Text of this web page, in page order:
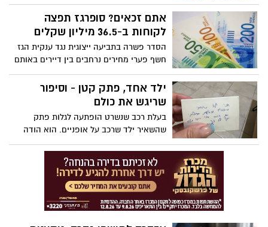
לאחר יממה של חיפושים נרחבים באזור חוף
כשהוא בריא ושלם. הילד נמצא על ידי נועם
שימחה וחבריו מאשדוד שהתנדבו לחיפושים,
לאחר שסקרו את השטח כשהם רכובים על
אתם זכאים? סופרגז תפצה
לקוחות ב-36.5 מיליון שקלים
הסדר פשרה בתביעה ייצוגית נגד ענקית הגז
חשף פערי מחירים נרחבים בין דיירים באותם
בניינים. אם יאושר ההסדר, מאות אלפי
צרכנים יקבלו זיכוי אוטומטי בחשבון – לצד
התחייבות החברה להשוואת תעריפים לארבע
ילד אחד, פתק קטן - וסיפור
שריגש את כולם
בעלת רכב שנשרט הופתעה לגלות פתק
שהשאיר ילד שרכב על אופניים. הוא הודה
בטעות, השאיר את מספר הטלפון שלו וביקש
לשלם על הנזק. השיחה ביניהם הסתיימה
במחווה מרגשת ובמחמאות להוריו על החינוך
שהעניקו לו